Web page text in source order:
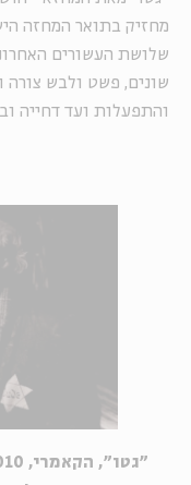
מחזיק בתואר המחזה
שלושת העשורים
שונים, פשט ולבש צורה
והתפעלות ועד דחייה